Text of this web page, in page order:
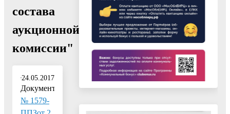
состава
аукционной
комиссии"
24.05.2017
Документ:
№ 1579-